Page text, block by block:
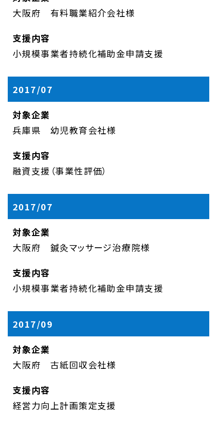
大阪府 有料職業紹介会社様
小規模事業者持続化補助金申請支援
2017/07
兵庫県 幼児教育会社様
融資支援（事業性評価）
2017/07
大阪府 鍼灸マッサージ治療院様
小規模事業者持続化補助金申請支援
2017/09
大阪府 古紙回収会社様
経営力向上計画策定支援